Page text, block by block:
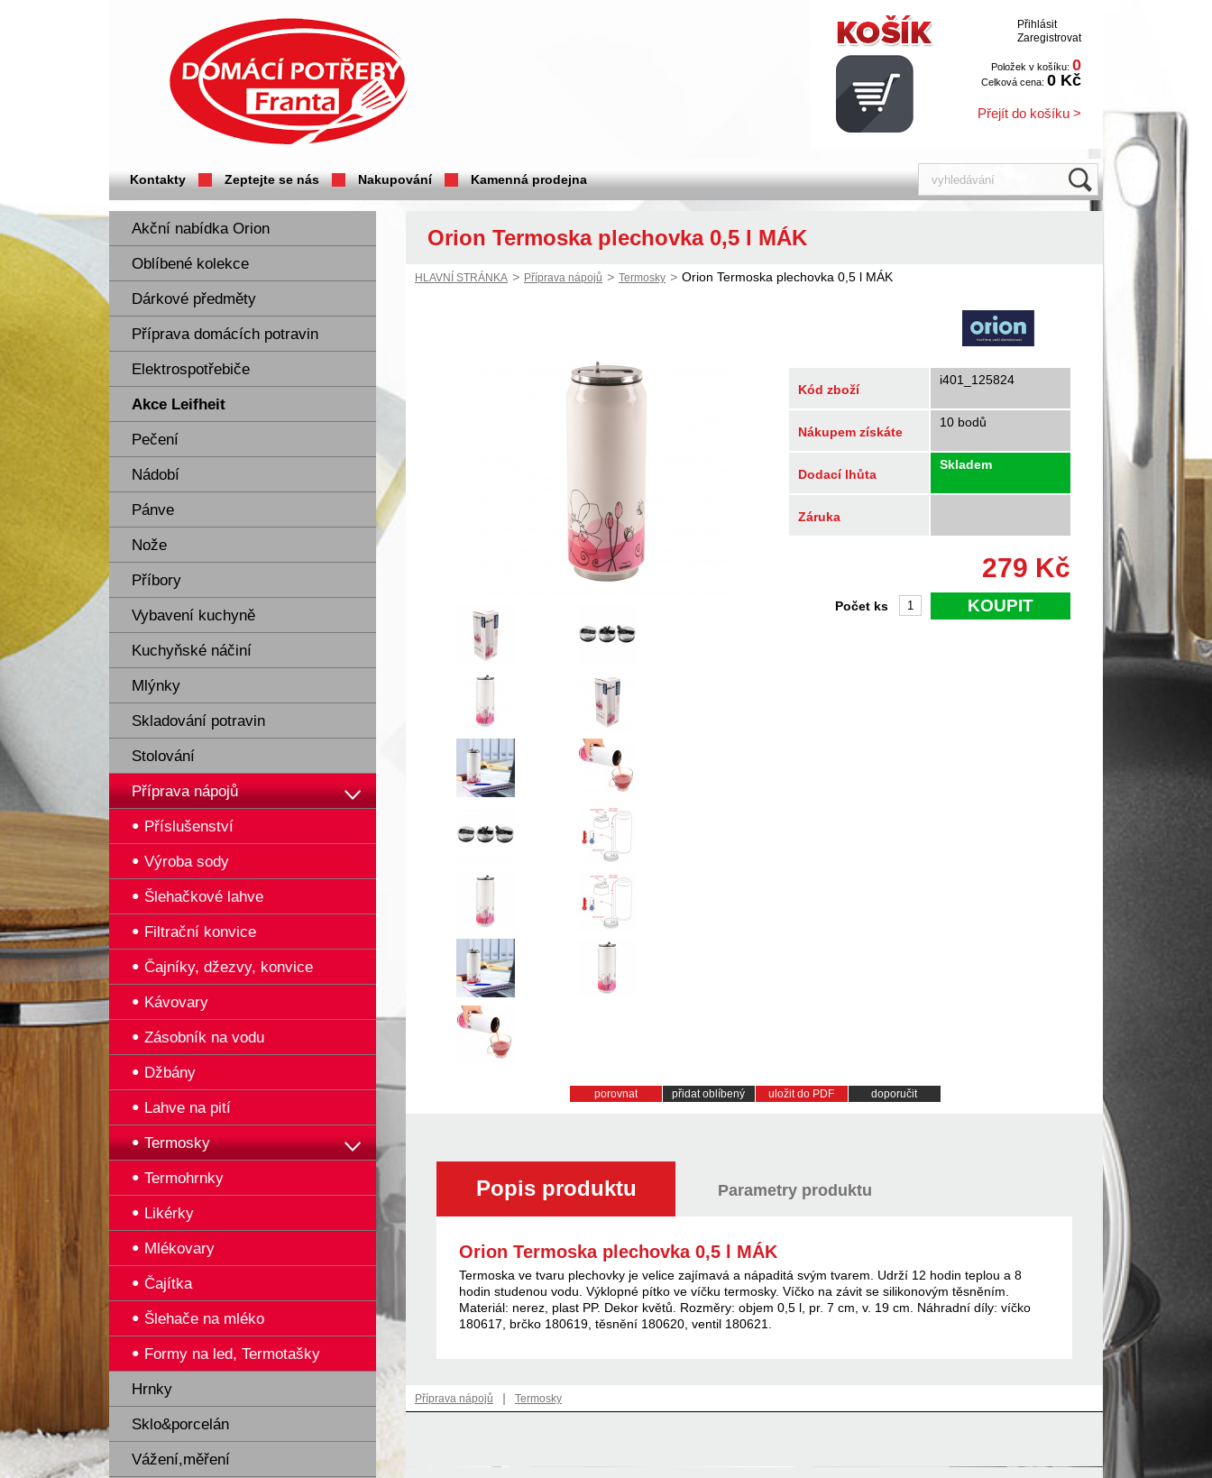
Přihlásit
Zaregistrovat
Položek v košíku: 0
Celková cena: 0 Kč
Přejít do košíku >
Kontakty Zeptejte se nás Nakupování Kamenná prodejna
Akční nabídka Orion
Oblíbené kolekce
Dárkové předměty
Příprava domácích potravin
Elektrospotřebiče
Akce Leifheit
Pečení
Nádobí
Pánve
Nože
Příbory
Vybavení kuchyně
Kuchyňské náčiní
Mlýnky
Skladování potravin
Stolování
Příprava nápojů
Příslušenství
Výroba sody
Šlehačkové lahve
Filtrační konvice
Čajníky, džezvy, konvice
Kávovary
Zásobník na vodu
Džbány
Lahve na pití
Termosky
Termohrnky
Likérky
Mlékovary
Čajítka
Šlehače na mléko
Formy na led, Termotašky
Hrnky
Sklo&porcelán
Vážení,měření
Orion Termoska plechovka 0,5 l MÁK
HLAVNÍ STRÁNKA > Příprava nápojů > Termosky > Orion Termoska plechovka 0,5 l MÁK
Kód zboží
i401_125824
Nákupem získáte
10 bodů
Dodací lhůta
Skladem
Záruka
279 Kč
KOUPIT
Počet ks
porovnat přidat oblíbený uložit do PDF doporučit
Popis produktu Parametry produktu
Orion Termoska plechovka 0,5 l MÁK
Termoska ve tvaru plechovky je velice zajímavá a nápaditá svým tvarem. Udrží 12 hodin teplou a 8
hodin studenou vodu. Výklopné pítko ve víčku termosky. Víčko na závit se silikonovým těsněním.
Materiál: nerez, plast PP. Dekor květů. Rozměry: objem 0,5 l, pr. 7 cm, v. 19 cm. Náhradní díly: víčko
180617, brčko 180619, těsnění 180620, ventil 180621.
Příprava nápojů | Termosky